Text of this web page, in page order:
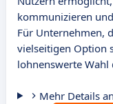
kommunizieren
Für Unternehmen,
vielseitigen Option
lohnenswerte Wahl
Mehr Details